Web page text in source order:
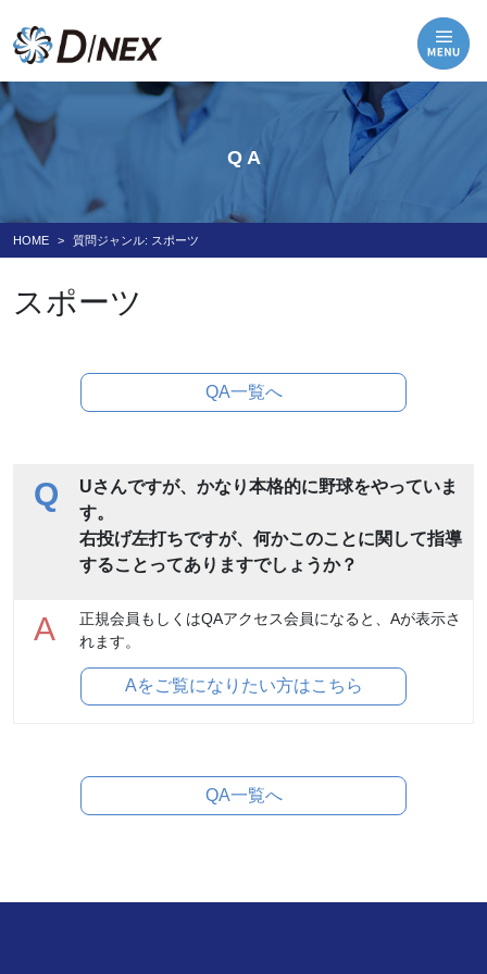
Q A
HOME 質問ジャンル: スポーツ
スポーツ
QA一覧へ
Q
Uさんですが、かなり本格的に野球をやっていま
す。
右投げ左打ちですが、何かこのことに関して指導
することってありますでしょうか？
A
正規会員もしくはQAアクセス会員になると、Aが表示さ
れます。
Aをご覧になりたい方はこちら
QA一覧へ